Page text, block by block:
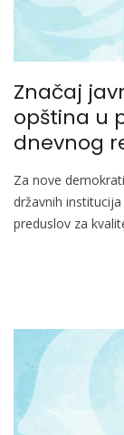
Značaj
opština u
dnevnog
Za nove
državnih
preduslov za